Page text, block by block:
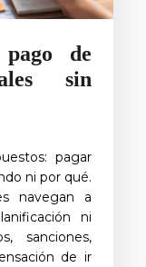
de
sin
pagar
ni por qué.
navegan a
ni
sanciones,
de ir